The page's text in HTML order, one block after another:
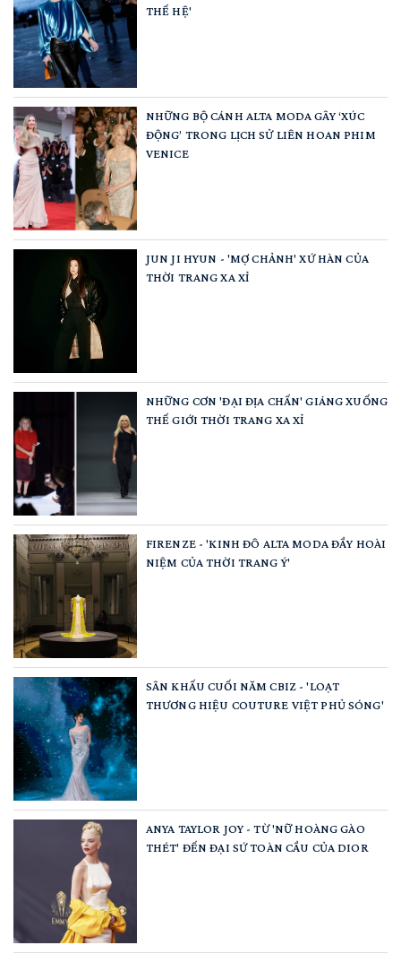
THẾ HỆ'
NHỮNG BỘ CÁNH ALTA MODA GÂY ‘XÚC
ĐỘNG’ TRONG LỊCH SỬ LIÊN HOAN PHIM
VENICE
JUN JI HYUN - 'MỢ CHẢNH' XỨ HÀN CỦA
THỜI TRANG XA XỈ
NHỮNG CƠN 'ĐẠI ĐỊA CHẤN' GIÁNG XUỐNG
THẾ GIỚI THỜI TRANG XA XỈ
FIRENZE - 'KINH ĐÔ ALTA MODA ĐẦY HOÀI
NIỆM CỦA THỜI TRANG Ý'
SÂN KHẤU CUỐI NĂM CBIZ - 'LOẠT
THƯƠNG HIỆU COUTURE VIỆT PHỦ SÓNG'
ANYA TAYLOR JOY - TỪ 'NỮ HOÀNG GÀO
THÉT' ĐẾN ĐẠI SỨ TOÀN CẦU CỦA DIOR